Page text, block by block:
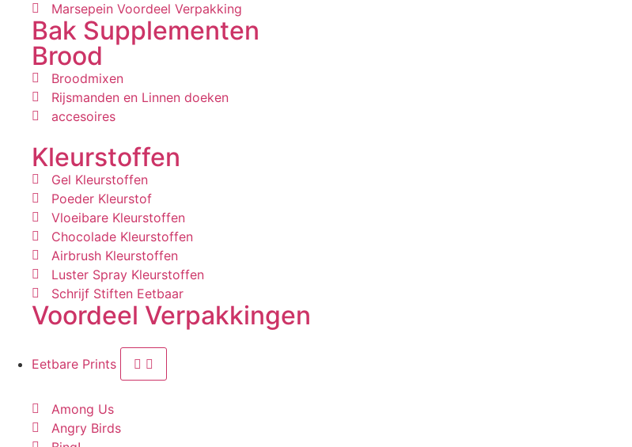
Marsepein Voordeel Verpakking
Bak Supplementen
Brood
Broodmixen
Rijsmanden en Linnen doeken
accesoires
Kleurstoffen
Gel Kleurstoffen
Poeder Kleurstof
Vloeibare Kleurstoffen
Chocolade Kleurstoffen
Airbrush Kleurstoffen
Luster Spray Kleurstoffen
Schrijf Stiften Eetbaar
Voordeel Verpakkingen
Eetbare Prints
Among Us
Angry Birds